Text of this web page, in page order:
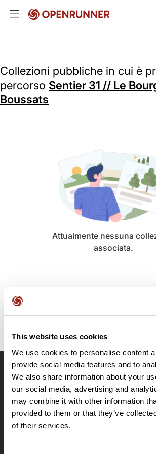
This website uses cookies
We use cookies to personalise content
provide social media features and to
We also share information about your
our social media, advertising and
may combine it with other information
provided to them or that they’ve
of their services.
Collezioni pubbliche in cui è
percorso Sentier 31 // Le
Boussats
Attualmente nessuna
associata.
OpenRunner
Lavora con noi
Riguardo a
Le Mag'